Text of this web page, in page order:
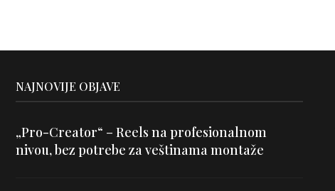
NAJNOVIJE OBJAVE
„Pro-Creator“ – Reels na profesionalnom
nivou, bez potrebe za veštinama montaže